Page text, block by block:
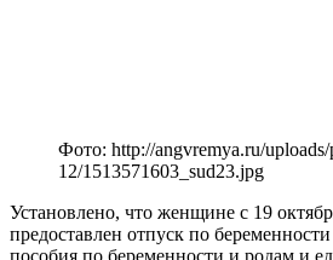
Фото: http://angvremya.ru/uploads/
12/1513571603_sud23.jpg
Установлено, что женщине с 19
предоставлен отпуск по
пособия по беременности и родам и